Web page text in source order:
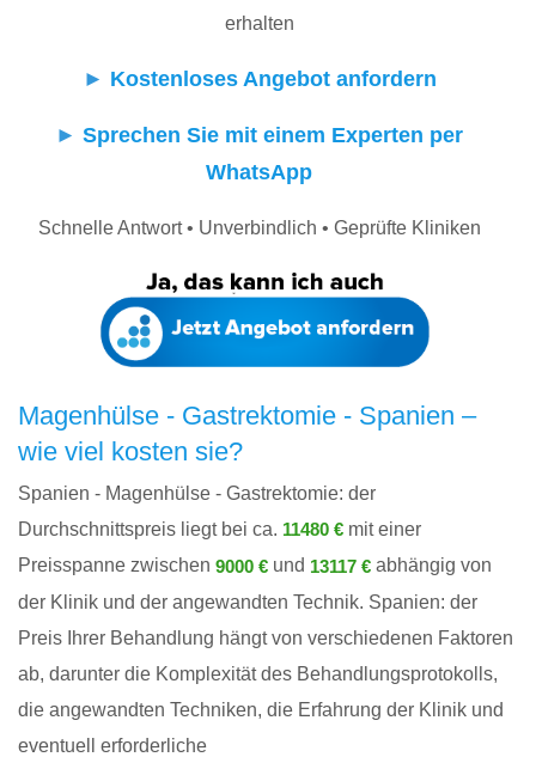
erhalten
► Kostenloses Angebot anfordern
► Sprechen Sie mit einem Experten per
WhatsApp
Schnelle Antwort • Unverbindlich • Geprüfte Kliniken
Magenhülse - Gastrektomie - Spanien –
wie viel kosten sie?
Spanien - Magenhülse - Gastrektomie: der
Durchschnittspreis liegt bei ca. 11480 € mit einer
Preisspanne zwischen 9000 € und 13117 € abhängig von
der Klinik und der angewandten Technik. Spanien: der
Preis Ihrer Behandlung hängt von verschiedenen Faktoren
ab, darunter die Komplexität des Behandlungsprotokolls,
die angewandten Techniken, die Erfahrung der Klinik und
eventuell erforderliche